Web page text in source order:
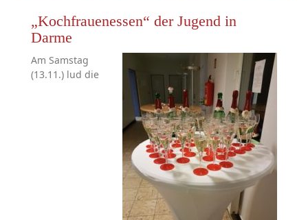
„Kochfrauenessen“ der Jugend in
Darme
Am Samstag
(13.11.) lud die